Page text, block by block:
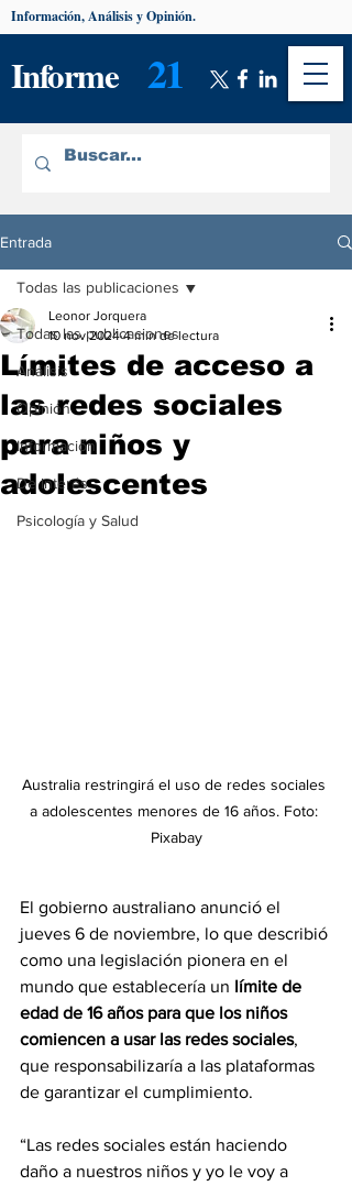
Informe 21
Información, Análisis y Opinión.
Entrada
Todas las publicaciones
Análisis
Opinión
Información
De interés
Psicología y Salud
Todas las publicaciones
Límites de acceso a
las redes sociales
para niños y
adolescentes
Leonor Jorquera
10 nov 2024 4 min de lectura
Australia restringirá el uso de redes sociales
a adolescentes menores de 16 años. Foto:
Pixabay
El gobierno australiano anunció el
jueves 6 de noviembre, lo que describió
como una legislación pionera en el
mundo que establecería un límite de
edad de 16 años para que los niños
comiencen a usar las redes sociales,
que responsabilizaría a las plataformas
de garantizar el cumplimiento.
“Las redes sociales están haciendo
daño a nuestros niños y yo le voy a